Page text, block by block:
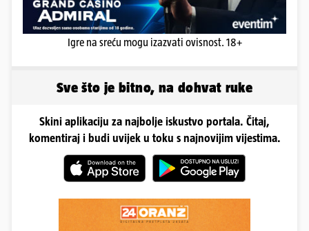
Igre na sreću mogu izazvati ovisnost. 18+
Sve što je bitno, na dohvat ruke
Skini aplikaciju za najbolje iskustvo portala. Čitaj,
komentiraj i budi uvijek u toku s najnovijim vijestima.